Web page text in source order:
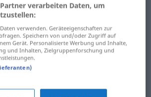
CHEM
CHEM
n smalt
glass
verarbeiten Daten, um
verwenden. Geräteeigenschaften zur
Speichern von und/oder Zugriff auf
Gerät. Personalisierte Werbung und Inhalte,
und Inhalten, Zielgruppenforschung und